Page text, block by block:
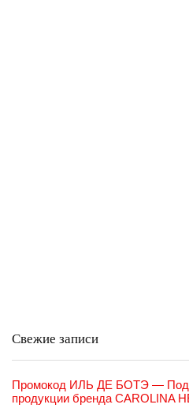
Свежие записи
Промокод ИЛЬ ДЕ БОТЭ —
продукции бренда CAROLINA